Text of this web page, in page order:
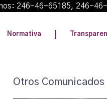
246-46-65185, 246-46-
Normativa
Otros Comunicados